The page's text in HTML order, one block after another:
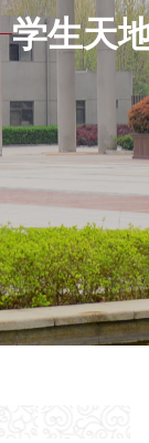
学生天